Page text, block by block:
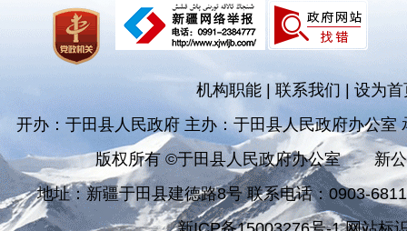
机构职能 联系我们|设为首
开办：于田县人民政府 主办：于田县人民政府办公室
版权所有 ©于田县人民政府办公室
新
地址：新疆于田县建德路8号 联系电话：0903-